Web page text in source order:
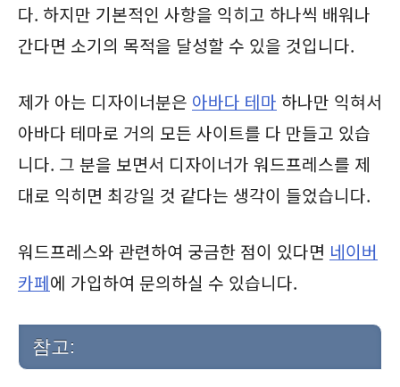
다. 하지만 기본적인 사항을 익히고 하나씩 배워나
간다면 소기의 목적을 달성할 수 있을 것입니다.
제가 아는 디자이너분은 아바다 테마 하나만 익혀서
아바다 테마로 거의 모든 사이트를 다 만들고 있습
니다. 그 분을 보면서 디자이너가 워드프레스를 제
대로 익히면 최강일 것 같다는 생각이 들었습니다.
워드프레스와 관련하여 궁금한 점이 있다면 네이버
카페에 가입하여 문의하실 수 있습니다.
참고: